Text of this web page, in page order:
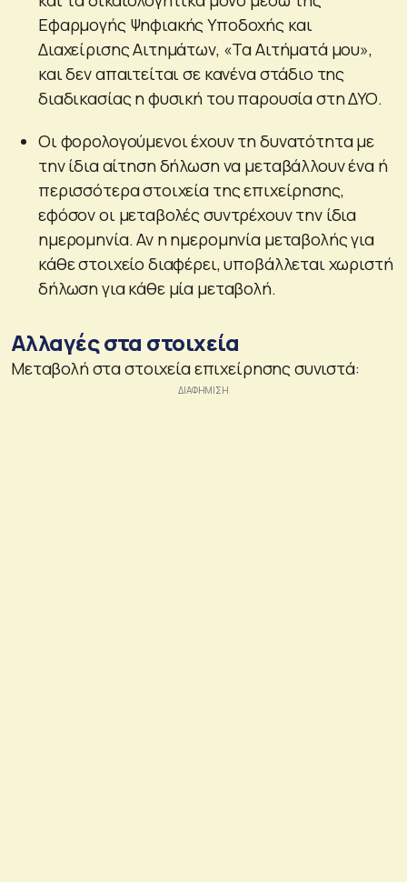
Εφαρμογής Ψηφιακής Υποδοχής και
Διαχείρισης Αιτημάτων, «Τα Αιτήματά μου»,
και δεν απαιτείται σε κανένα στάδιο της
διαδικασίας η φυσική του παρουσία στη ΔΥΟ.
Οι φορολογούμενοι έχουν τη δυνατότητα με
την ίδια αίτηση δήλωση να μεταβάλλουν ένα ή
περισσότερα στοιχεία της επιχείρησης,
εφόσον οι μεταβολές συντρέχουν την ίδια
ημερομηνία. Αν η ημερομηνία μεταβολής για
κάθε στοιχείο διαφέρει, υποβάλλεται χωριστή
δήλωση για κάθε μία μεταβολή.
Αλλαγές στα στοιχεία
Μεταβολή στα στοιχεία επιχείρησης συνιστά: